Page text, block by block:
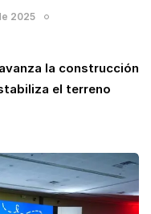
2025
la construcción
el terreno